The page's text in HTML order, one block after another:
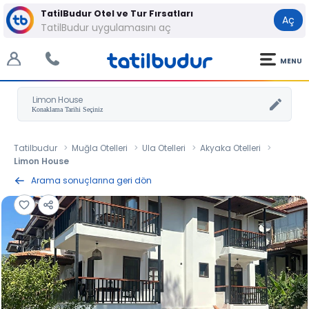
TatilBudur Otel ve Tur Fırsatları
TatilBudur uygulamasını aç
Aç
MENU
Limon House
Tatilbudur Muğla Otelleri Ula Otelleri
Akyaka Otelleri
Limon House
Arama sonuçlarına geri dön